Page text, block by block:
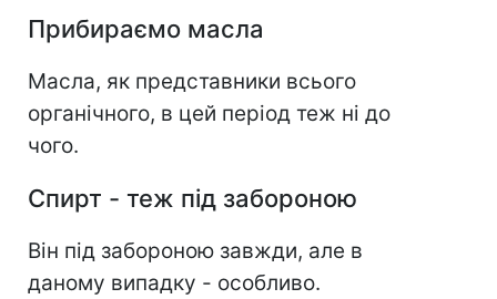
Прибираємо масла
Масла, як представники всього
органічного, в цей період теж ні до
чого.
Спирт - теж під забороною
Він під забороною завжди, але в
даному випадку - особливо.